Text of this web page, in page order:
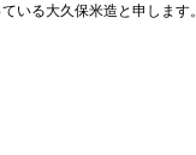
いる大久保米造と申します